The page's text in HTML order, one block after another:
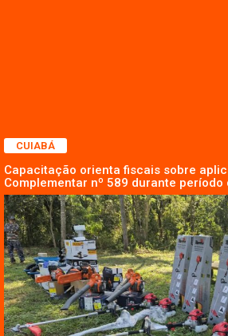
CUIABÁ
Capacitação orienta fiscais sobre
Complementar nº 589 durante período